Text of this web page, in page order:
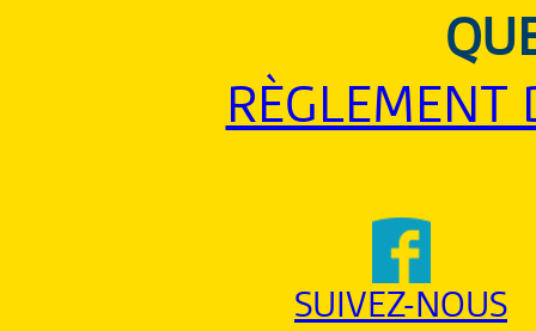
RÈGLEMENT
SUIVEZ-NOUS